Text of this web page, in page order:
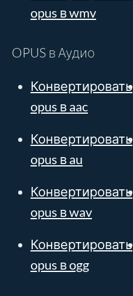
opus в wmv
OPUS в Аудио
Конвертировать
opus в aac
Конвертировать
opus в au
Конвертировать
opus в wav
Конвертировать
opus в ogg